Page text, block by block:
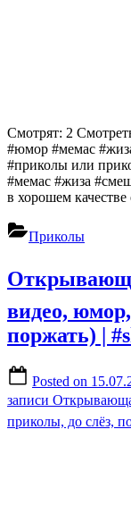
Смотрят: 2
#юмор #мемас
#приколы или
#мемас #жиза
в хорошем качестве
Приколы
видео,
поржать) |
Posted on
записи
приколы, до слёз,